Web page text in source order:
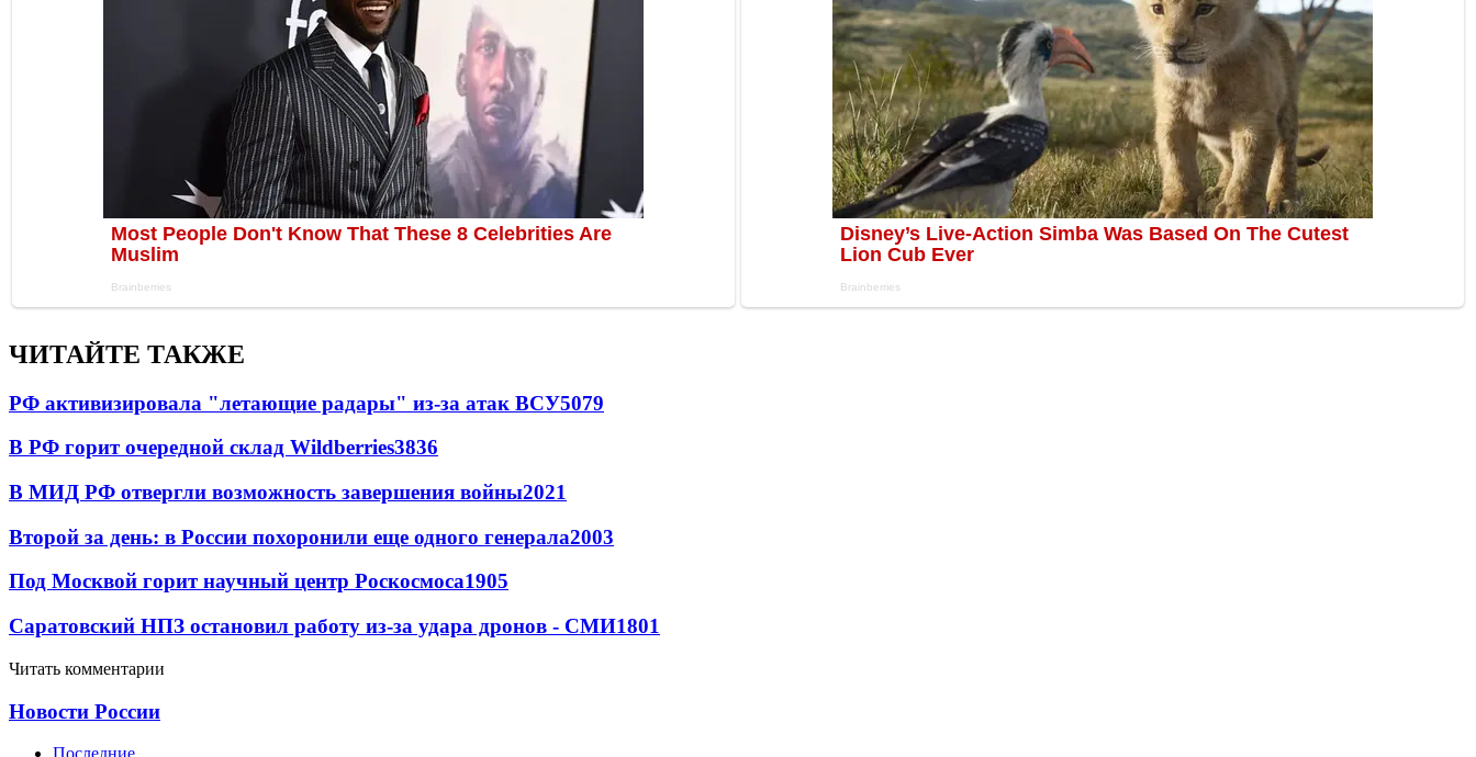
ЧИТАЙТЕ ТАКЖЕ
РФ активизировала "летающие радары" из-за атак ВСУ5079
В РФ горит очередной склад Wildberries3836
В МИД РФ отвергли возможность завершения войны2021
Второй за день: в России похоронили еще одного генерала2003
Под Москвой горит научный центр Роскосмоса1905
Саратовский НПЗ остановил работу из-за удара дронов - СМИ1801
Читать комментарии
Новости России